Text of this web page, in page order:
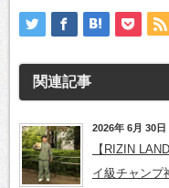
関連記事
2026年 6月 30日
【RIZIN
イ級チャンプ